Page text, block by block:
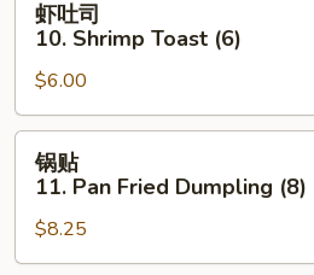
(10)
10.
Shrimp
Toast
(6)
虾吐司
10. Shrimp Toast (6)
$6.00
11.
Pan
Fried
锅贴
11. Pan Fried Dumpling (8)
$8.25